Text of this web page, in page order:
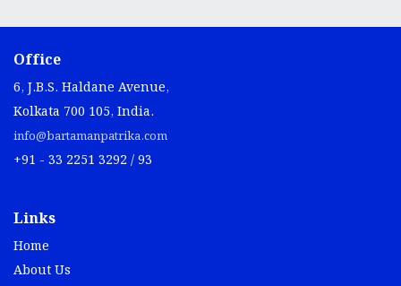
Office
6, J.B.S. Haldane Avenue,
Kolkata 700 105, India.
info@bartamanpatrika.com
+91 - 33 2251 3292 / 93
Links
Home
About Us